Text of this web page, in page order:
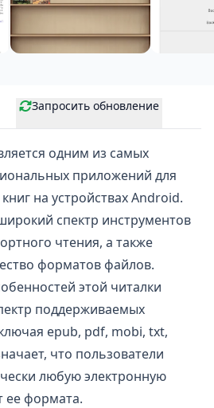
Запросить обновление
одним из самых
приложений для
на устройствах Android.
спектр инструментов
чтения, а также
форматов файлов.
этой читалки
поддерживаемых
epub, pdf, mobi, txt,
что пользователи
любую электронную
ее формата.